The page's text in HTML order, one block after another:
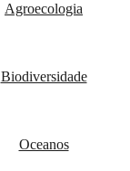
Agroecologia
Biodiversidade
Oceanos